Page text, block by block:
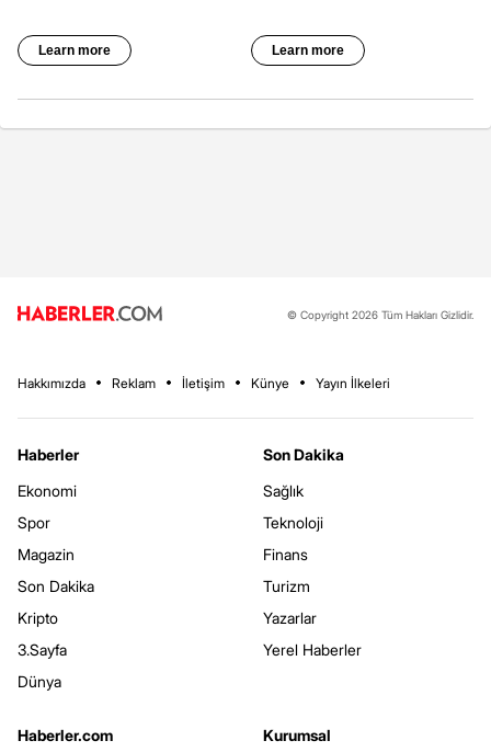
© Copyright 2026 Tüm Hakları Gizlidir.
Hakkımızda Reklam İletişim Künye Yayın İlkeleri
Haberler
Ekonomi
Spor
Magazin
Son Dakika
Kripto
3.Sayfa
Dünya
Son Dakika
Sağlık
Teknoloji
Finans
Turizm
Yazarlar
Yerel Haberler
Haberler.com
Kurumsal